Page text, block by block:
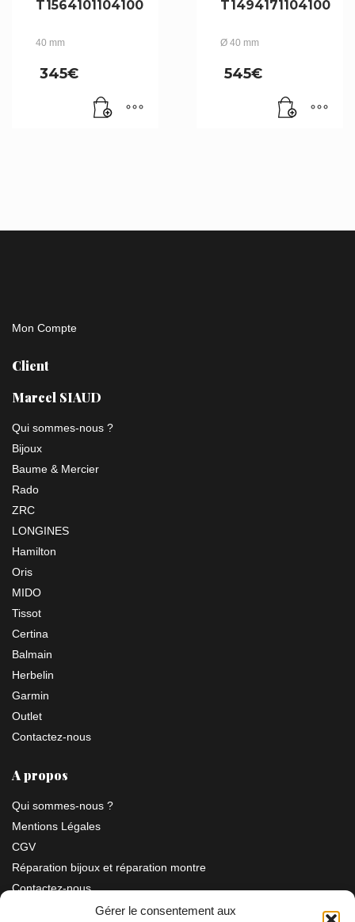
Gérer le consentement aux
T1564101104100
40 mm
345€
T1494171104100
Ø 40 mm
545€
Mon Compte
Client
Marcel SIAUD
Qui sommes-nous ?
Bijoux
Baume & Mercier
Rado
ZRC
LONGINES
Hamilton
Oris
MIDO
Tissot
Certina
Balmain
Herbelin
Garmin
Outlet
Contactez-nous
A propos
Qui sommes-nous ?
Mentions Légales
CGV
Réparation bijoux et réparation montre
Contactez-nous